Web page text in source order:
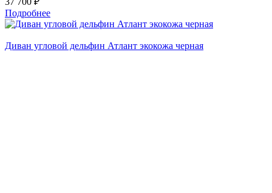
Подробнее
Диван угловой дельфин Атлант экокожа черная